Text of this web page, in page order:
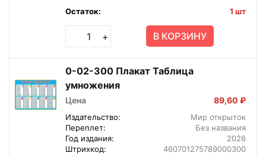
Остаток:
1 шт
+ В КОРЗИНУ
0-02-300 Плакат Таблица
умножения
Цена 89,60 ₽
Издательство:
Мир открыток
Переплет:
Без названия
Год издания:
2026
Штрихкод:
460701275789000300